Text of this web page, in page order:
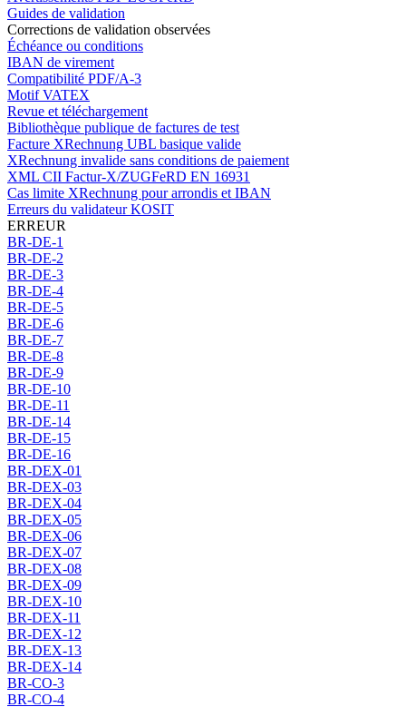
Guides de validation
Corrections de validation observées
Échéance ou conditions
IBAN de virement
Compatibilité PDF/A-3
Motif VATEX
Revue et téléchargement
Bibliothèque publique de factures de test
Facture XRechnung UBL basique valide
XRechnung invalide sans conditions de paiement
XML CII Factur-X/ZUGFeRD EN 16931
Cas limite XRechnung pour arrondis et IBAN
Erreurs du validateur KOSIT
ERREUR
BR-DE-1
BR-DE-2
BR-DE-3
BR-DE-4
BR-DE-5
BR-DE-6
BR-DE-7
BR-DE-8
BR-DE-9
BR-DE-10
BR-DE-11
BR-DE-14
BR-DE-15
BR-DE-16
BR-DEX-01
BR-DEX-03
BR-DEX-04
BR-DEX-05
BR-DEX-06
BR-DEX-07
BR-DEX-08
BR-DEX-09
BR-DEX-10
BR-DEX-11
BR-DEX-12
BR-DEX-13
BR-DEX-14
BR-CO-3
BR-CO-4